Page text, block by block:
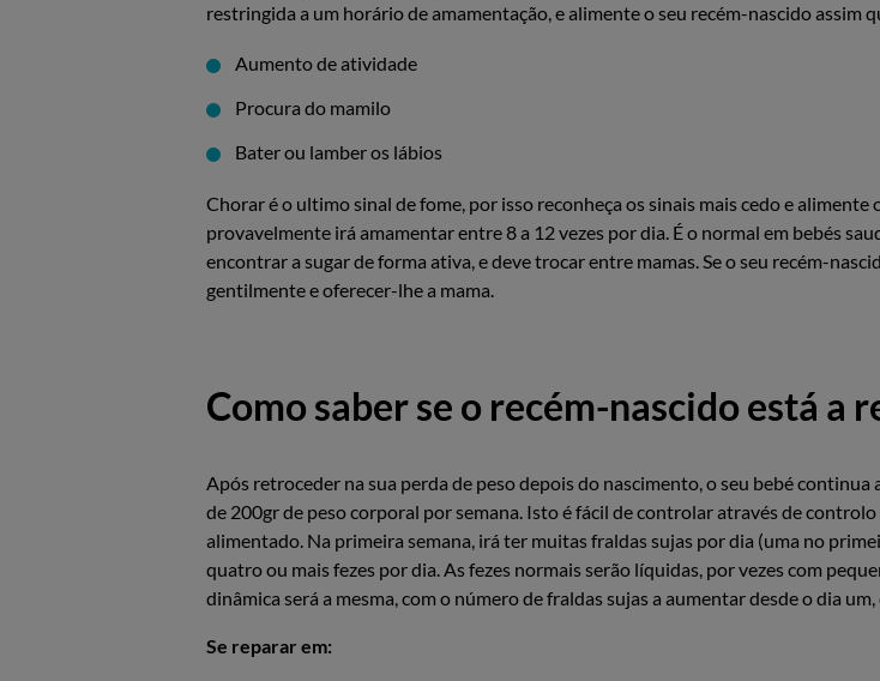
restringida a um horário de amamentação, e alimente o seu recém-nascido assim
Aumento de atividade
Procura do mamilo
Bater ou lamber os lábios
Chorar é o ultimo sinal de fome, por isso reconheça os sinais mais cedo e
provavelmente irá amamentar entre 8 a 12 vezes por dia. É o normal em bebés
encontrar a sugar de forma ativa, e deve trocar entre mamas. Se o seu recém-
gentilmente e oferecer-lhe a mama.
Como saber se o recém-nascido está a
Após retroceder na sua perda de peso depois do nascimento, o seu bebé continua
de 200gr de peso corporal por semana. Isto é fácil de controlar através de
alimentado. Na primeira semana, irá ter muitas fraldas sujas por dia (uma no
quatro ou mais fezes por dia. As fezes normais serão líquidas, por vezes com
dinâmica será a mesma, com o número de fraldas sujas a aumentar desde o dia
Se reparar em: